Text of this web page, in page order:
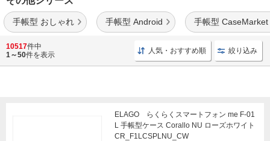
手帳型 おしゃれ 手帳型 Android 手帳型 CaseMarket
シンプルスマホ4ケース
らくらくスマートフォン3
ケースなどの商品をお取扱中です。
10517件中
1～50件を表示 人気・おすすめ順 絞り込み
ELAGO らくらくスマートフォン me F-01
L 手帳型ケース Corallo NU ローズホワイト
CR_F1LCSPLNU_CW